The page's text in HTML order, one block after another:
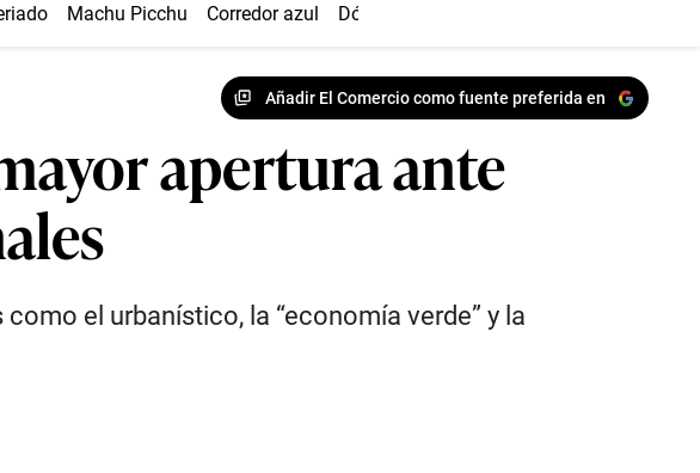
Machu Picchu Corredor azul Dólar
Añadir El Comercio como fuente preferida en
apertura ante
el urbanístico, la “economía verde” y la